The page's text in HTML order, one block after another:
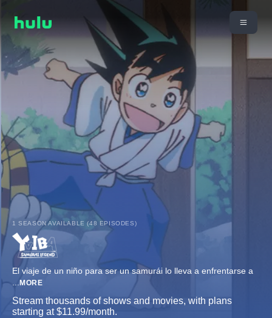
1 SEASON AVAILABLE (48 EPISODES)
El viaje de un niño para ser un samurái lo lleva a enfrentarse a
... MORE
Stream thousands of shows and movies, with plans
starting at $11.99/month.